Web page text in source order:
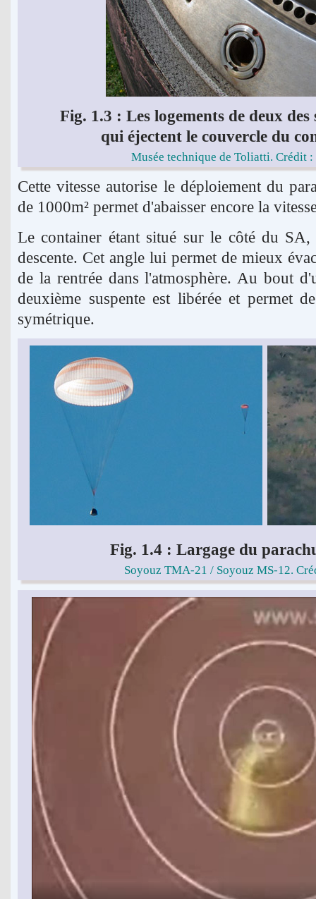
Fig. 1.3 : Les logements de deux des
qui éjectent le couvercle du
Musée technique de Toliatti. Crédit
Cette vitesse autorise le déploiement du
de 1000m² permet d'abaisser encore la
Le container étant situé sur le côté du
descente. Cet angle lui permet de mieux
de la rentrée dans l'atmosphère. Au bout
deuxième suspente est libérée et permet
symétrique.
Fig. 1.4 : Largage du
Soyouz TMA-21 / Soyouz MS-12.